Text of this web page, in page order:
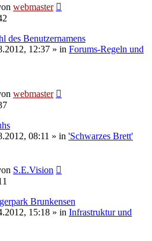
webmaster
des Benutzernamens
12:37 » in Forums-Regeln und
webmaster
08:11 » in 'Schwarzes Brett'
S.E.Vision
Brunkensen
15:18 » in Infrastruktur und